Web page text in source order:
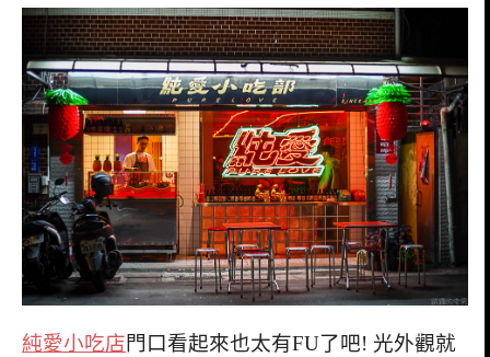
純愛小吃店門口看起來也太有FU了吧! 光外觀就